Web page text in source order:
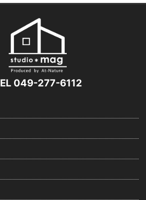
049-277-6112